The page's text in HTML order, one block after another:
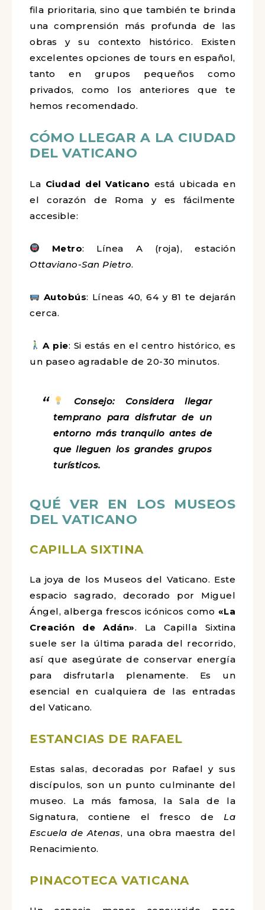
fila prioritaria, sino que también te brinda
una comprensión más profunda de las
obras y su contexto histórico. Existen
excelentes opciones de tours en español,
tanto en grupos pequeños como
privados, como los anteriores que te
hemos recomendado.
CÓMO LLEGAR A LA CIUDAD
DEL VATICANO
La Ciudad del Vaticano está ubicada en
el corazón de Roma y es fácilmente
accesible:
Metro: Línea A (roja), estación
Ottaviano-San Pietro.
Autobús: Líneas 40, 64 y 81 te dejarán
cerca.
A pie: Si estás en el centro histórico, es
un paseo agradable de 20-30 minutos.
Consejo: Considera llegar
temprano para disfrutar de un
entorno más tranquilo antes de
que lleguen los grandes grupos
turísticos.
QUÉ VER EN LOS MUSEOS
DEL VATICANO
CAPILLA SIXTINA
La joya de los Museos del Vaticano. Este
espacio sagrado, decorado por Miguel
Ángel, alberga frescos icónicos como «La
Creación de Adán». La Capilla Sixtina
suele ser la última parada del recorrido,
así que asegúrate de conservar energía
para disfrutarla plenamente. Es un
esencial en cualquiera de las entradas
del Vaticano.
ESTANCIAS DE RAFAEL
Estas salas, decoradas por Rafael y sus
discípulos, son un punto culminante del
museo. La más famosa, la Sala de la
Signatura, contiene el fresco de La
Escuela de Atenas, una obra maestra del
Renacimiento.
PINACOTECA VATICANA